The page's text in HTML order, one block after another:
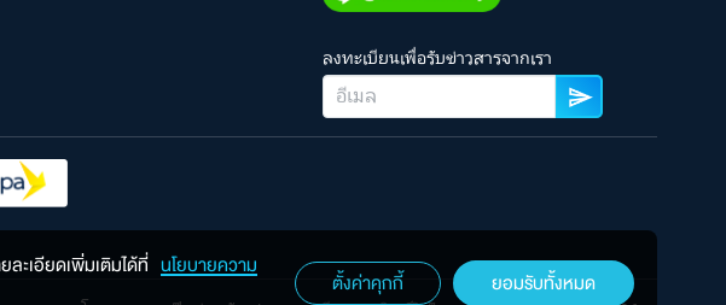
ลงทะเบียนเพื่อรับข่าวสารจากเรา
ะเอียดเพิ่มเติมได้ที่ นโยบายความ
ตั้งค่าคุกกี้ ยอมรับทั้งหมด